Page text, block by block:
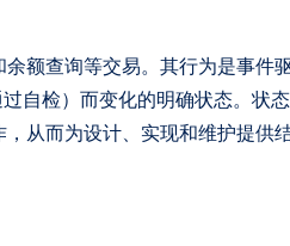
额查询等交易。其行为是事件
自检）而变化的明确状态。状
从而为设计、实现和维护提供结